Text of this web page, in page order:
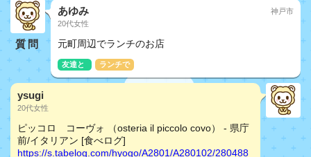
質問
あゆみ
20代女性
神戸市
元町周辺でランチのお店
友達と ランチで
ysugi
20代女性
ピッコロ コーヴォ （osteria il piccolo covo） - 県庁
前/イタリアン [食べログ]
https://s.tabelog.com/hyogo/A2801/A280102/280488